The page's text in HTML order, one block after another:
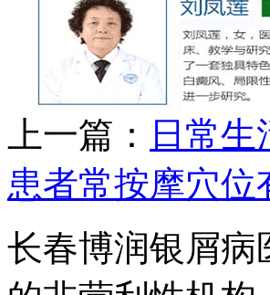
上一篇：
日常
患者常按摩穴位
长春博润银屑病